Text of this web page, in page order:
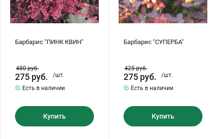
Хризантемы саженцы
Зелень и пряные травы
Барбарис "ПИНК КВИН"
480руб.
275 руб.
/шт.
Есть в наличии
Купить
Барбарис "СУПЕРБА"
425руб.
275 руб.
/шт.
Есть в наличии
Купить